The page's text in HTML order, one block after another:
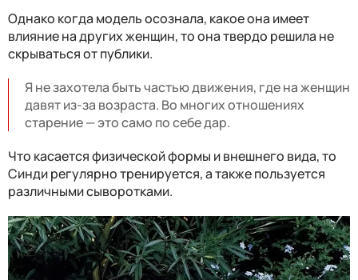
Однако когда модель осознала, какое она имеет
влияние на других женщин, то она твердо решила не
скрываться от публики.
Я не захотела быть частью движения, где на женщин
давят из-за возраста. Во многих отношениях
старение — это само по себе дар.
Что касается физической формы и внешнего вида, то
Синди регулярно тренируется, а также пользуется
различными сыворотками.